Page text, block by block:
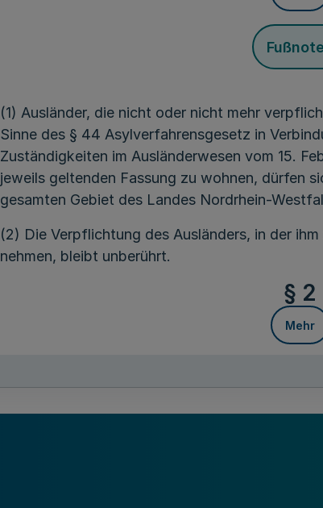
(1) Ausländer, die nicht oder nicht mehr
Sinne des § 44 Asylverfahrensgesetz in
Zuständigkeiten im Ausländerwesen vom 15.
jeweils geltenden Fassung zu wohnen, dürfen
gesamten Gebiet des Landes Nordrhein-
(2) Die Verpflichtung des Ausländers, in der
nehmen, bleibt unberührt.
§ 2
Mehr